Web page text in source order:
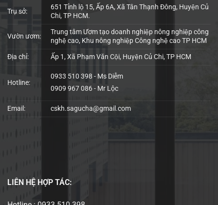
Trụ sở:
651 Tỉnh lộ 15, Ấp 6A, Xã Tân Thạnh Đông, Huyện Củ
Chi, TP HCM.
Vườn ươm:
Trung tâm Ươm tạo doanh nghiệp nông nghiệp công
nghệ cao, Khu nông nghiệp Công nghệ cao TP HCM
Địa chỉ: Ấp 1, Xã Phạm Văn Cội, Huyện Củ Chi, TP HCM
Hotline:
0933 510 398 - Ms Diễm
0909 967 086 - Mr Lộc
Email: cskh.sagucha@gmail.com
LIÊN HỆ HỢP TÁC: